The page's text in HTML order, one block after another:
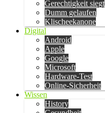
Gerechtigkeit siegt
Dumm gelaufen
Klischeekanone
Digital
Android
Apple
Google
Microsoft
Hardware-Test
Online-Sicherheit
Wissen
History